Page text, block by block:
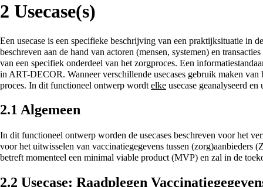
2 Usecase(s)
Een usecase is een specifieke beschrijving van een praktijksituatie in
beschreven aan de hand van actoren (mensen, systemen) en
van een specifiek onderdeel van het zorgproces. Een
in ART-DECOR. Wanneer verschillende usecases gebruik maken
proces. In dit functioneel ontwerp wordt elke usecase geanalyseerd
2.1 Algemeen
In dit functioneel ontwerp worden de usecases beschreven voor het
voor het uitwisselen van vaccinatiegegevens tussen (zorg)aanbieders
betreft momenteel een minimal viable product (MVP) en zal in de
2.2 Usecase: Raadplegen